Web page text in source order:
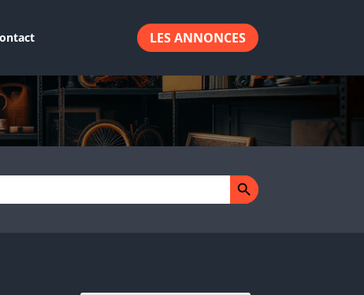
LES ANNONCES
Search Button